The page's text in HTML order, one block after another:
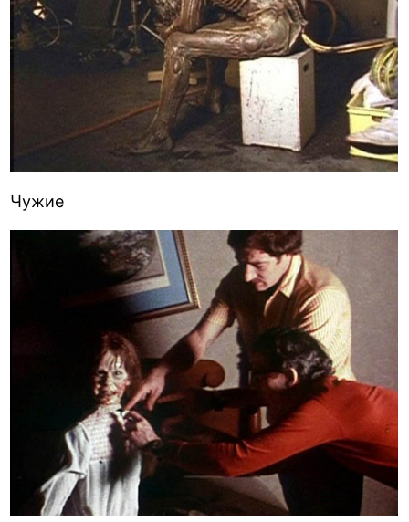
Чужие